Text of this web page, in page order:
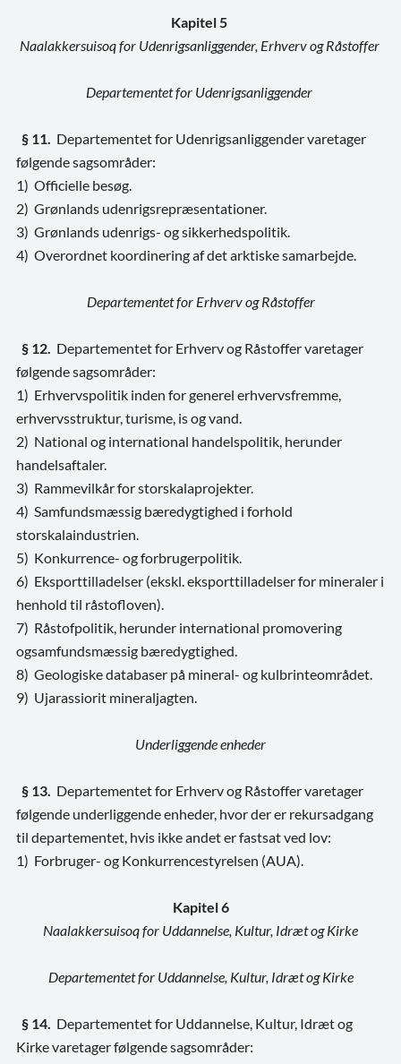
Kapitel 5
Naalakkersuisoq for Udenrigsanliggender, Erhverv og Råstoffer
Departementet for Udenrigsanliggender
§ 11.
Departementet for Udenrigsanliggender varetager
følgende sagsområder:
1) Officielle besøg.
2) Grønlands udenrigsrepræsentationer.
3) Grønlands udenrigs- og sikkerhedspolitik.
4) Overordnet koordinering af det arktiske samarbejde.
Departementet for Erhverv og Råstoffer
§ 12. Departementet for Erhverv og Råstoffer varetager
følgende sagsområder:
1) Erhvervspolitik inden for generel erhvervsfremme,
erhvervsstruktur, turisme, is og vand.
2) National og international handelspolitik, herunder
handelsaftaler.
3) Rammevilkår for storskalaprojekter.
4) Samfundsmæssig bæredygtighed i forhold
storskalaindustrien.
5) Konkurrence- og forbrugerpolitik.
6) Eksporttilladelser (ekskl. eksporttilladelser for mineraler i
henhold til råstofloven).
7) Råstofpolitik, herunder international promovering
ogsamfundsmæssig bæredygtighed.
8) Geologiske databaser på mineral- og kulbrinteområdet.
9) Ujarassiorit mineraljagten.
Underliggende enheder
§ 13. Departementet for Erhverv og Råstoffer varetager
følgende underliggende enheder, hvor der er rekursadgang
til departementet, hvis ikke andet er fastsat ved lov:
1) Forbruger- og Konkurrencestyrelsen (AUA).
Kapitel 6
Naalakkersuisoq for Uddannelse, Kultur, Idræt og Kirke
Departementet for Uddannelse, Kultur, Idræt og Kirke
§ 14. Departementet for Uddannelse, Kultur, Idræt og
Kirke varetager følgende sagsområder: